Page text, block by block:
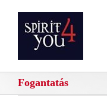
Fogantatás